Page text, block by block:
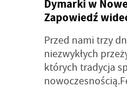
Dymarki w
Zapowiedź
Przed nami trzy
niezwykłych
których tradycja